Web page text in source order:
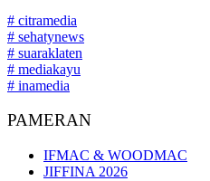
# citramedia
# sehatynews
# suaraklaten
# mediakayu
# inamedia
PAMERAN
IFMAC & WOODMAC
JIFFINA 2026